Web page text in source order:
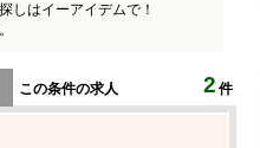
しはイーアイデムで！
この条件の求人 2 件